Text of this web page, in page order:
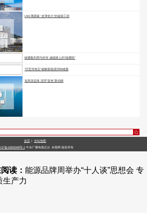
LNG薄膜罐 “皮薄馅大”的超级工程
碳捕集利用与封存 减碳路上的“碳捕快”
“巨型充电宝”破解新能源消纳难题
追风深远海 澎湃“蓝色”新动能
首页 全站地图
备10003349号-1 中央广播电视总台 央视网 版权所有
读： 能源品牌周举办“十人谈”思想会 专
生产力